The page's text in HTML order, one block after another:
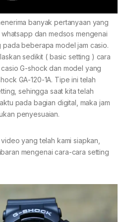
banyak pertanyaan yang
dan medsos mengenai
beberapa model jam casio.
sedikit ( basic setting ) cara
G-shock dan model yang
GA-120-1A. Tipe ini telah
sehingga saat kita telah
pada bagian digital, maka jam
penyesuaian.
yang telah kami siapkan,
mengenai cara-cara setting